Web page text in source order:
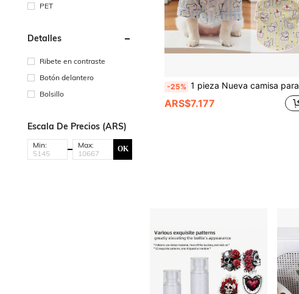
PET
Detalles
Ribete en contraste
Botón delantero
Bolsillo
Escala De Precios (ARS)
Min: Max: OK
-25% 1 pieza Nueva camisa para mascotas, camisa de perro de primavera, verano y otoño, ropa para mascotas, chaqueta de gato de primavera y verano, ropa para mascotas, camisa de dos patas para mascotas con orificio para correa, camisa de mascota estilo pastoril, ropa de gato con cuello floral, ropa delgada para mascotas en el hogar, adecuada para gatos y perros medianos y pequeños, suministros para mascotas, suministros para perros, suministros para mascotas de primavera y verano
ARS$7.177